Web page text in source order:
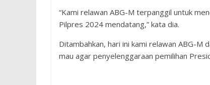
“Kami relawan ABG-M terpanggil untuk
Pilpres 2024 mendatang,” kata dia.
Ditambahkan, hari ini kami relawan ABG-M
mau agar penyelenggaraan pemilihan